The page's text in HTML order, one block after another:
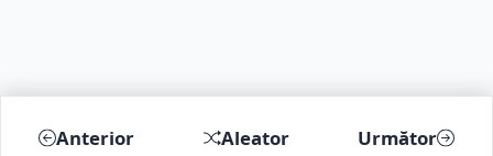
Anterior Aleator Următor